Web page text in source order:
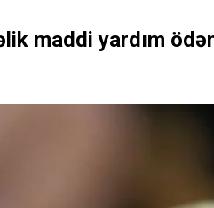
maddi yardım